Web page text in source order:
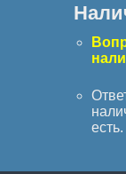
есть.